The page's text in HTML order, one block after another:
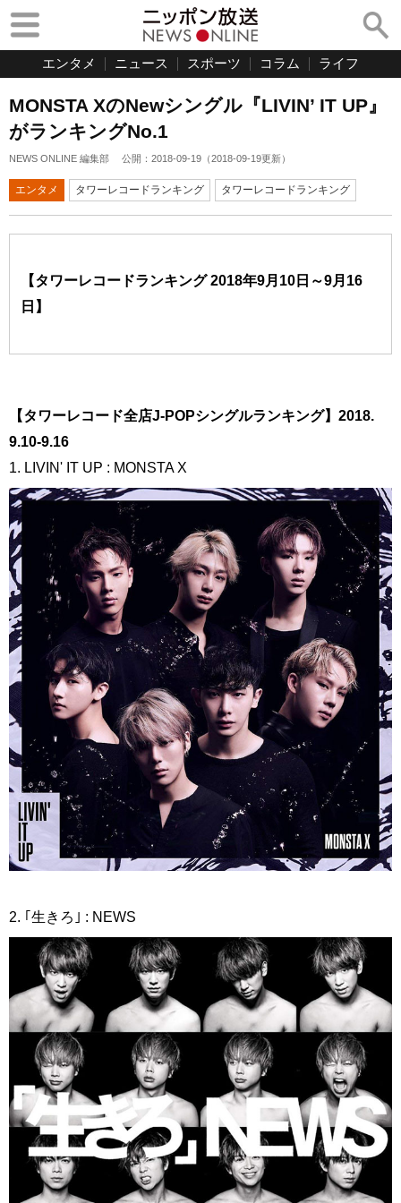
エンタメ ニュース スポーツ コラム ライフ
MONSTA XのNewシングル『LIVIN’ IT UP』
がランキングNo.1
NEWS ONLINE 編集部 公開： 2018-09-19 （2018-09-19更新）
エンタメ タワーレコードランキング タワーレコードランキング
【タワーレコードランキング 2018年9月10日～9月16
日】
【タワーレコード全店J-POPシングルランキング】2018.
9.10-9.16
1. LIVIN' IT UP : MONSTA X
2. ｢生きろ｣ : NEWS